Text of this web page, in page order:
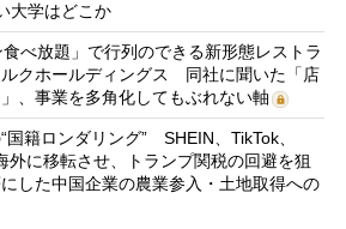
大学はどこか
食べ放題」で行列のできる新形態レストラ
ルクホールディングス 同社に聞いた「店
、事業を多角化してもぶれない軸
国籍ロンダリング” SHEIN、TikTok、
に移転させ、トランプ関税の回避を狙
した中国企業の農業参入・土地取得への